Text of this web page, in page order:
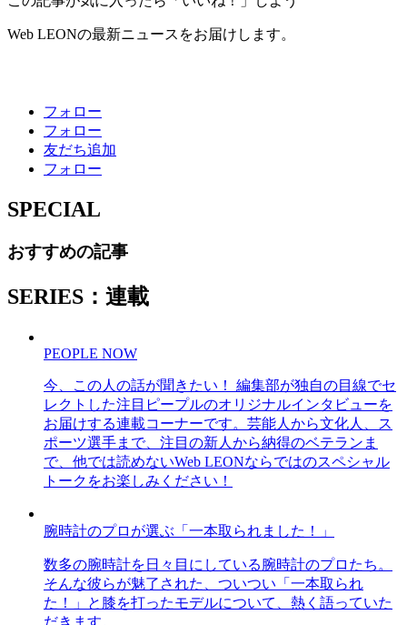
Web LEONの最新ニュースをお届けします。
フォロー
フォロー
友だち追加
フォロー
SPECIAL
おすすめの記事
SERIES：連載
PEOPLE NOW
今、この人の話が聞きたい！ 編集部が独自の目線でセ
レクトした注目ピープルのオリジナルインタビューを
お届けする連載コーナーです。芸能人から文化人、ス
ポーツ選手まで、注目の新人から納得のベテランま
で、他では読めないWeb LEONならではのスペシャル
トークをお楽しみください！
腕時計のプロが選ぶ「一本取られました！」
数多の腕時計を日々目にしている腕時計のプロたち。
そんな彼らが魅了された、ついつい「一本取られ
た！」と膝を打ったモデルについて、熱く語っていた
だきます。